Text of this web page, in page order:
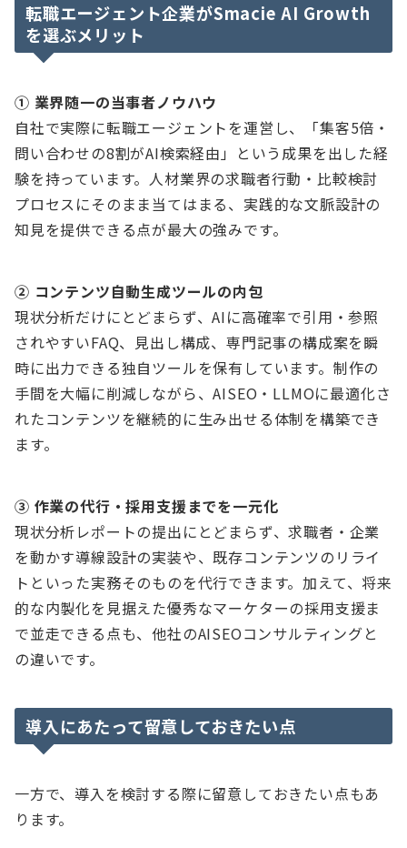
転職エージェント企業がSmacie AI Growth
を選ぶメリット
① 業界随一の当事者ノウハウ
自社で実際に転職エージェントを運営し、「集客5倍・
問い合わせの8割がAI検索経由」という成果を出した経
験を持っています。人材業界の求職者行動・比較検討
プロセスにそのまま当てはまる、実践的な文脈設計の
知見を提供できる点が最大の強みです。
② コンテンツ自動生成ツールの内包
現状分析だけにとどまらず、AIに高確率で引用・参照
されやすいFAQ、見出し構成、専門記事の構成案を瞬
時に出力できる独自ツールを保有しています。制作の
手間を大幅に削減しながら、AISEO・LLMOに最適化さ
れたコンテンツを継続的に生み出せる体制を構築でき
ます。
③ 作業の代行・採用支援までを一元化
現状分析レポートの提出にとどまらず、求職者・企業
を動かす導線設計の実装や、既存コンテンツのリライ
トといった実務そのものを代行できます。加えて、将来
的な内製化を見据えた優秀なマーケターの採用支援ま
で並走できる点も、他社のAISEOコンサルティングと
の違いです。
導入にあたって留意しておきたい点
一方で、導入を検討する際に留意しておきたい点もあ
ります。